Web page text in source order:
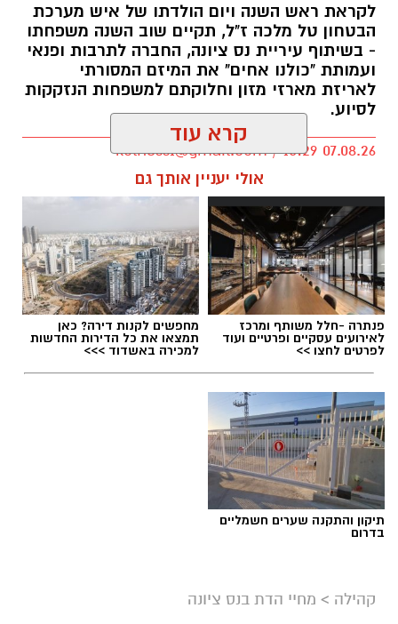
לקראת ראש השנה ויום הולדתו של איש מערכת
הבטחון טל מלכה ז"ל, תקיים שוב השנה משפחתו
- בשיתוף עיריית נס ציונה, החברה לתרבות ופנאי
ועמותת "כולנו אחים" את המיזם המסורתי
לאריזת מארזי מזון וחלוקתם למשפחות הנזקקות
לסיוע.
kolness1@gmail.com / 10:29 07.08.26
תגים:סמ"ר טל מלכה ז"ל
ארכיון
קרא עוד
אולי יעניין אותך גם
פנתרה -חלל משותף ומרכז
לאירועים עסקיים ופרטיים ועוד
לפרטים לחצו >>
מחפשים לקנות דירה? כאן
תמצאו את כל הדירות החדשות
למכירה באשדוד >>>
תיקון והתקנה שערים חשמליים
בדרום
קהילה > מחיי הדת בנס ציונה